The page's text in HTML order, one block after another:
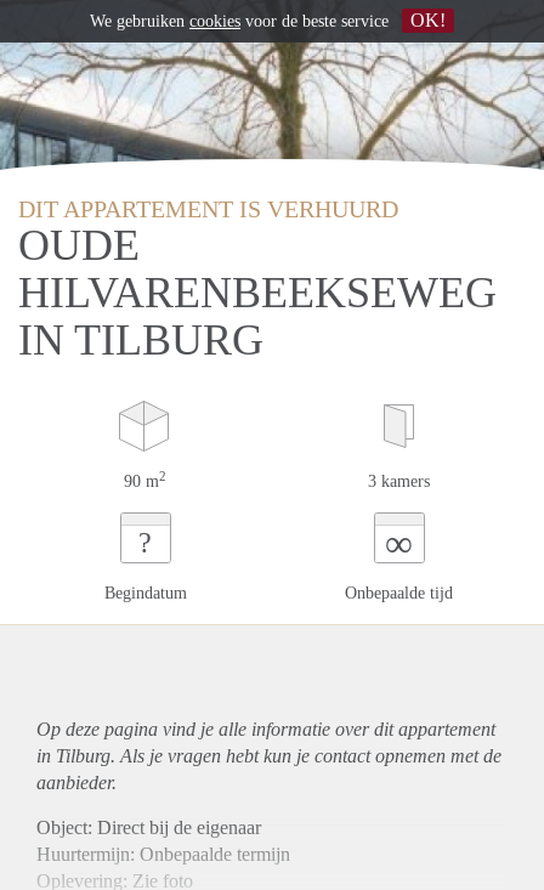
DIT APPARTEMENT IS VERHUURD
OUDE
HILVARENBEEKSEWEG
IN TILBURG
90 m2 3 kamers
?
Begindatum
∞
Onbepaalde tijd
Op deze pagina vind je alle informatie over ditappartement
in Tilburg. Als je vragen hebt kun je contact opnemen met de
aanbieder.
Object: Direct bij de eigenaar
Huurtermijn: Onbepaalde termijn
Oplevering: Zie foto
We gebruiken cookies voor de beste service OK!